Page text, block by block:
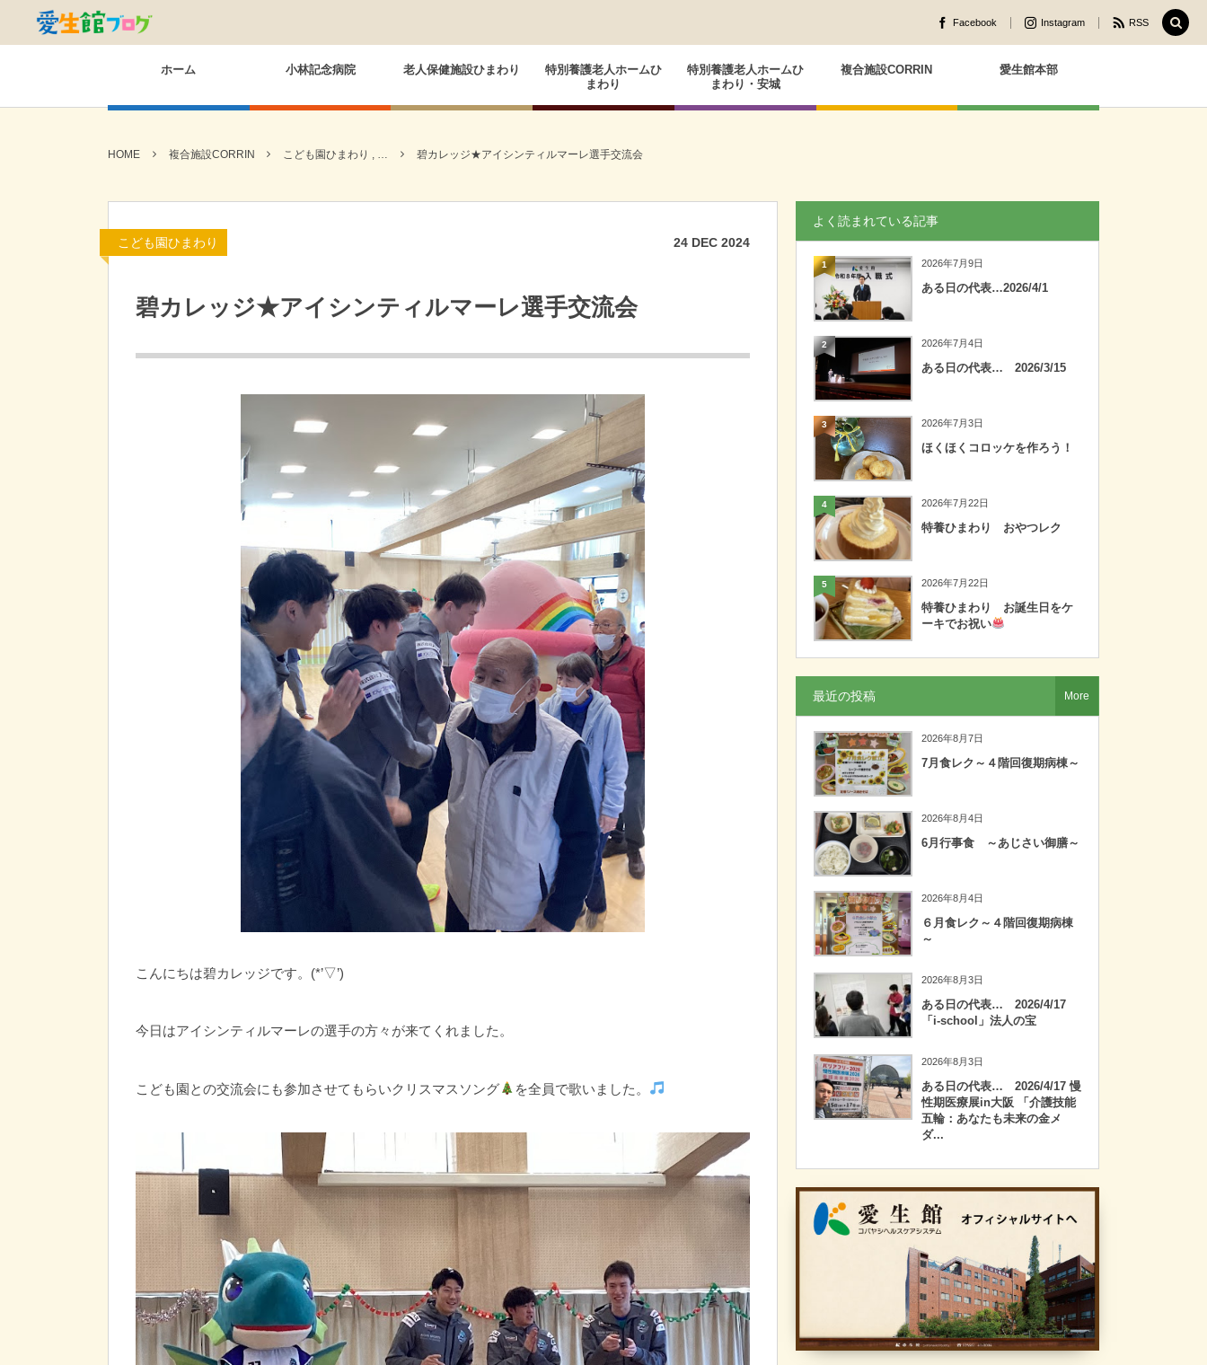
Facebook Instagram RSS
ホーム 小林記念病院 老人保健施設ひまわり
特別養護老人ホームひ
まわり
特別養護老人ホームひ
まわり・安城
複合施設CORRIN 愛生館本部
HOME 複合施設CORRIN こども園ひまわり , … 碧カレッジ★アイシンティルマーレ選手交流会
こども園ひまわり 24 DEC 2024
碧カレッジ★アイシンティルマーレ選手交流会
こんにちは碧カレッジです。(*’▽’)
今日はアイシンティルマーレの選手の方々が来てくれました。
こども園との交流会にも参加させてもらいクリスマスソング を全員で歌いました。
よく読まれている記事
1 2026年7月9日
ある日の代表…2026/4/1
2 2026年7月4日
ある日の代表… 2026/3/15
3 2026年7月3日
ほくほくコロッケを作ろう！
4 2026年7月22日
特養ひまわり おやつレク
5 2026年7月22日
特養ひまわり お誕生日をケ
ーキでお祝い
最近の投稿
2026年8月7日
7月食レク～４階回復期病棟～
2026年8月4日
6月行事食 ～あじさい御膳～
2026年8月4日
６月食レク～４階回復期病棟
～
2026年8月3日
ある日の代表… 2026/4/17
「i-school」法人の宝
2026年8月3日
ある日の代表… 2026/4/17 慢
性期医療展in大阪 「介護技能
五輪：あなたも未来の金メ
ダ...
More